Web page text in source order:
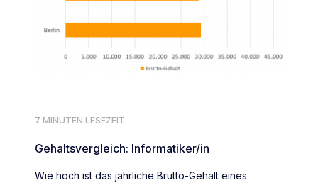
7 MINUTEN LESEZEIT
Gehaltsvergleich: Informatiker/in
Wie hoch ist das jährliche Brutto-Gehalt eines